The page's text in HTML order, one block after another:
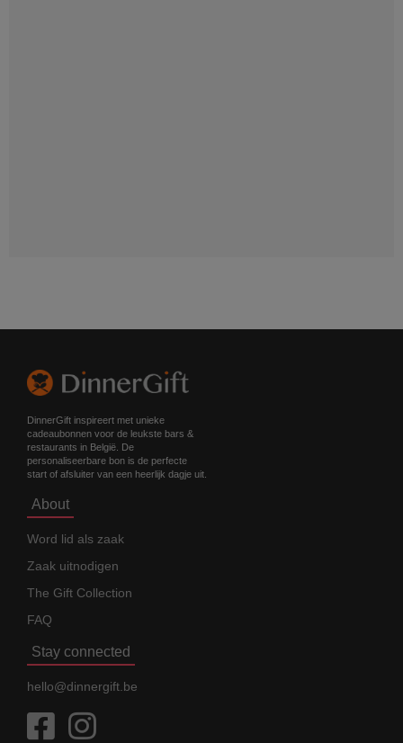
DinnerGift inspireert met unieke
cadeaubonnen voor de leukste bars &
restaurants in België. De
personaliseerbare bon is de perfecte
start of afsluiter van een heerlijk dagje uit.
About
Word lid als zaak
Zaak uitnodigen
The Gift Collection
FAQ
Stay connected
hello@dinnergift.be